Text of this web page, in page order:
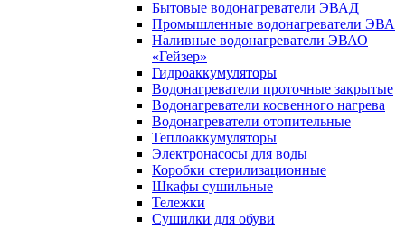
Бытовые водонагреватели ЭВАД
Промышленные водонагреватели ЭВА
Наливные водонагреватели ЭВАО
«Гейзер»
Гидроаккумуляторы
Водонагреватели проточные закрытые
Водонагреватели косвенного нагрева
Водонагреватели отопительные
Теплоаккумуляторы
Электронасосы для воды
Коробки стерилизационные
Шкафы сушильные
Тележки
Сушилки для обуви